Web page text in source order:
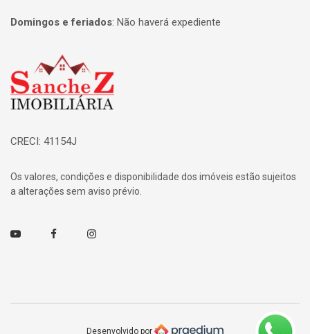
Domingos e feriados: Não haverá expediente
Página inicial
CRECI: 41154J
Os valores, condições e disponibilidade dos imóveis estão sujeitos
a alterações sem aviso prévio.
Youtube FacebookInstagram
Desenvolvido por